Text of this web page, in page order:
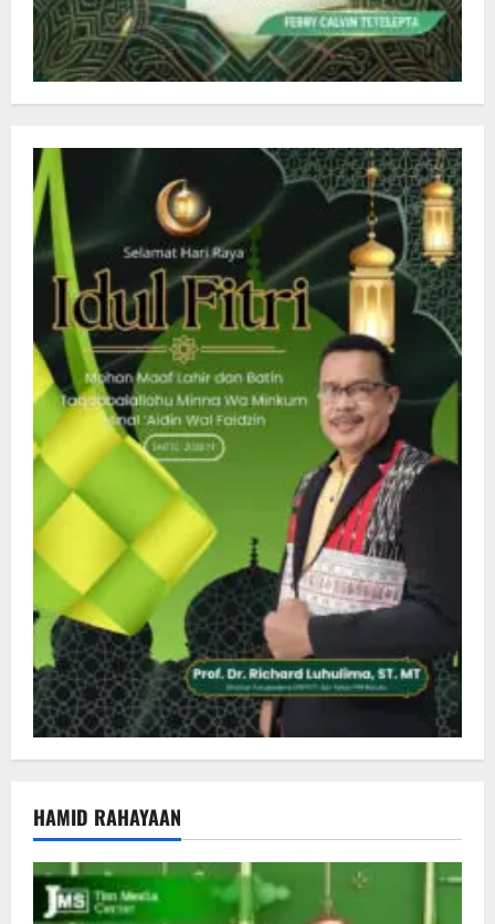
HAMID RAHAYAAN